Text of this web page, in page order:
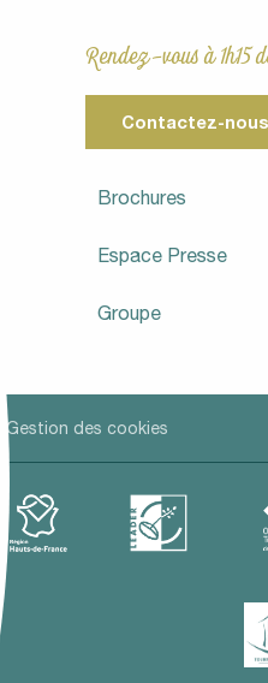
Rendez-vous à 1h15
Contactez-nous
Brochures
Espace Presse
Groupe
Gestion des cookies